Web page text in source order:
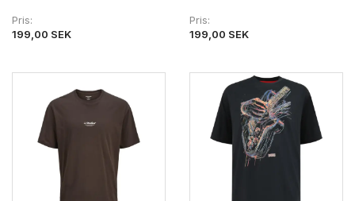
Pris
199,00 SEK
Pris
199,00 SEK